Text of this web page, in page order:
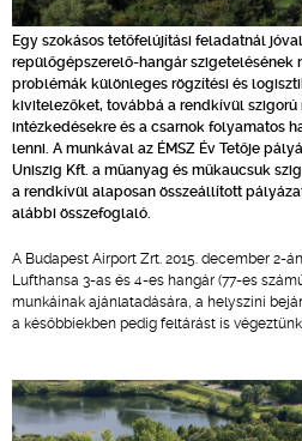
Egy szokásos tetőfelújítási feladatnál
repülőgépszerelő-hangár szigetelésének
problémák különleges rögzítési és
kivitelezőket, továbbá a rendkívül szigorú
intézkedésekre és a csarnok folyamatos
lenni. A munkával az ÉMSZ Év Tetője
Uniszig Kft. a műanyag és műkaucsuk
a rendkívül alaposan összeállított
alábbi összefoglaló.
A Budapest Airport Zrt. 2015. december 2-
Lufthansa 3-as és 4-es hangár (77-es
munkáinak ajánlatadására, a helyszíni
a későbbiekben pedig feltárást is